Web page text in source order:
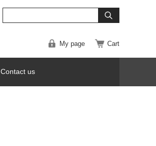
My page Cart
Contact us